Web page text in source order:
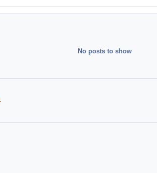
No posts to show